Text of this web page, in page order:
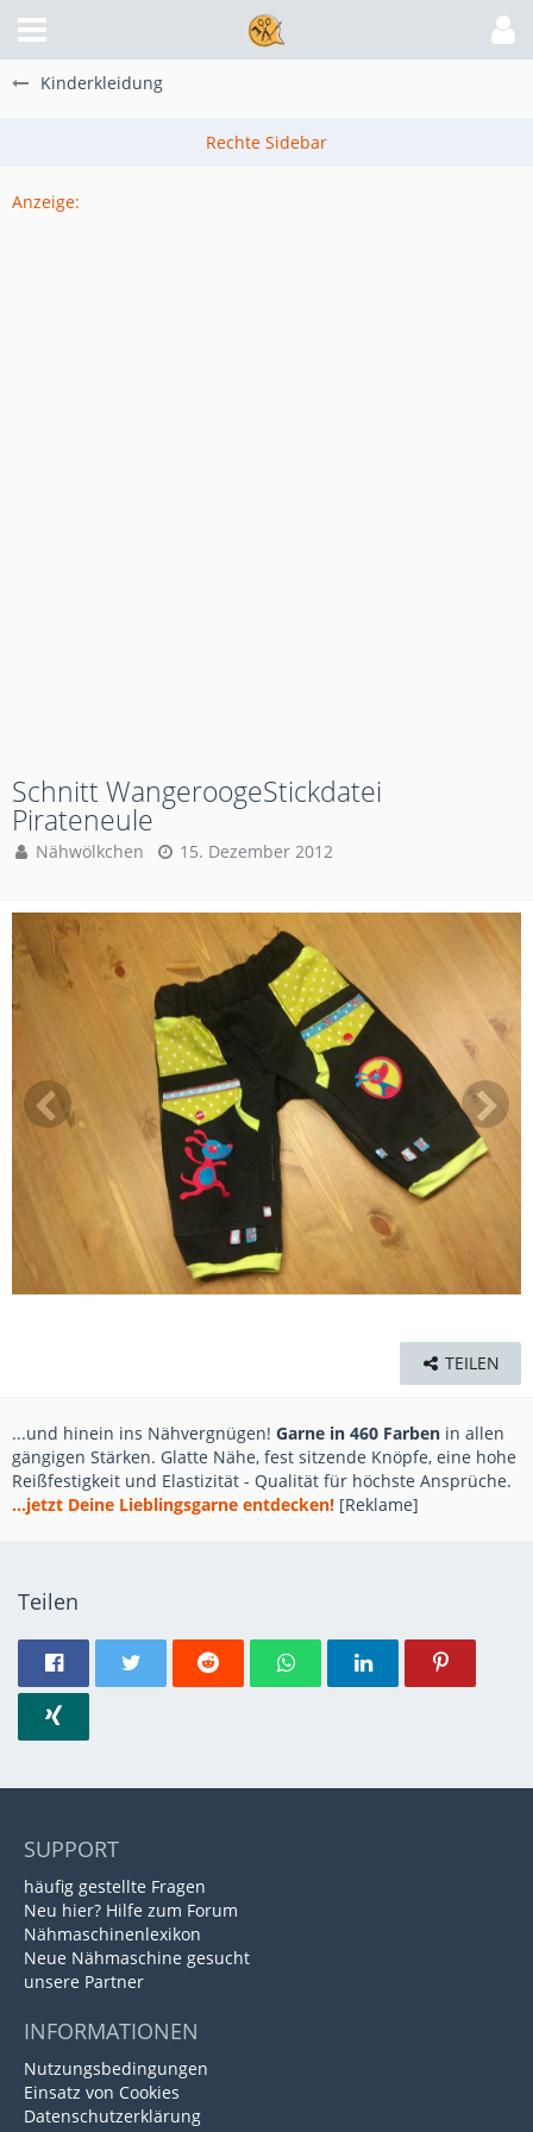
Kinderkleidung
Anzeige:
Schnitt WangeroogeStickdatei
Pirateneule
Nähwölkchen 15. Dezember 2012
TEILEN
...und hinein ins Nähvergnügen! Garne in 460 Farben in allen
gängigen Stärken. Glatte Nähe, fest sitzende Knöpfe, eine hohe
Reißfestigkeit und Elastizität - Qualität für höchste Ansprüche.
...jetzt Deine Lieblingsgarne entdecken! [Reklame]
Teilen
SUPPORT
häufig gestellte Fragen
Neu hier? Hilfe zum Forum
Nähmaschinenlexikon
Neue Nähmaschine gesucht
unsere Partner
INFORMATIONEN
Nutzungsbedingungen
Einsatz von Cookies
Datenschutzerklärung